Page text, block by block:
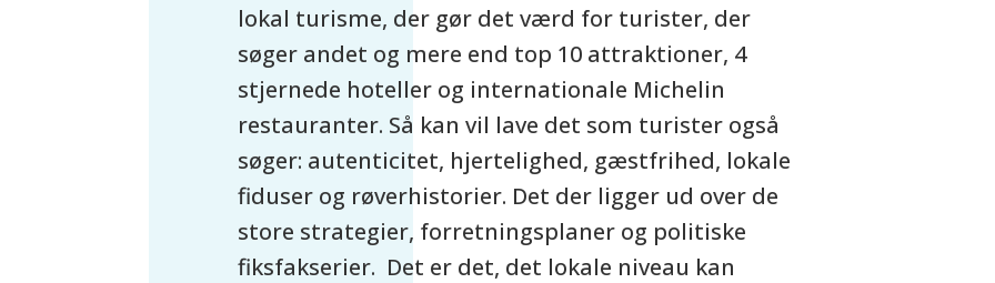
lokal turisme, der gør det værd for turister, der
søger andet og mere end top 10 attraktioner, 4
stjernede hoteller og internationale Michelin
restauranter. Så kan vil lave det som turister også
søger: autenticitet, hjertelighed, gæstfrihed, lokale
fiduser og røverhistorier. Det der ligger ud over de
store strategier, forretningsplaner og politiske
fiksfakserier. Det er det, det lokale niveau kan